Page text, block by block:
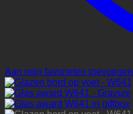
Aan mijn favorieten toevoegen